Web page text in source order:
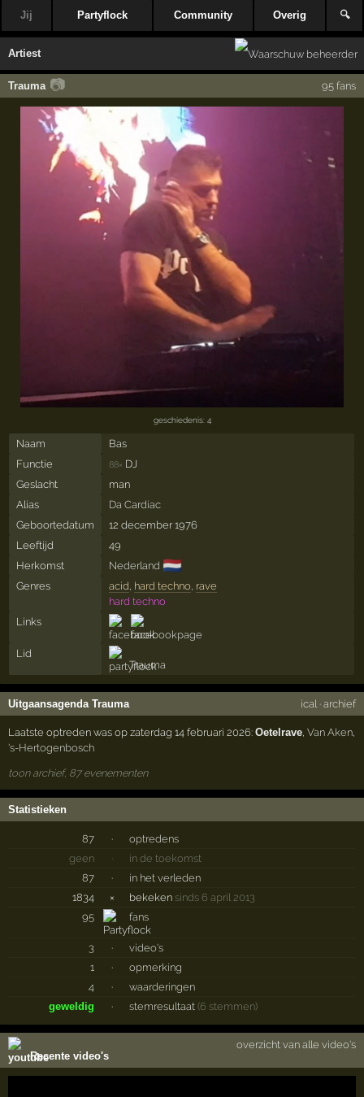
Jij Partyflock Community Overig 🔍
Artiest
Trauma 📷 95 fans
geschiedenis: 4
Naam
Bas
Functie
88× DJ
Geslacht
man
Alias
Da Cardiac
Geboortedatum
12 december 1976
Leeftijd
49
Herkomst
Nederland 🇳🇱
Genres acid hard techno, rave
hard techno
Links
Lid
Trauma
Uitgaansagenda Trauma ical· archief
Laatste optreden was op zaterdag 14 februari 2026:Oetelrave ,Van Aken
's-Hertogenbosch
toon archief, 87 evenementen
Statistieken
87 ·
optredens
geen
·
in de toekomst
87
·
in het verleden
1834
× bekeken sinds 6 april 2013
95
fans
3 ·
video's
1
·
opmerking
4
·
waarderingen
geweldig
· stemresultaat (6 stemmen)
Recente video's
overzicht van alle video's